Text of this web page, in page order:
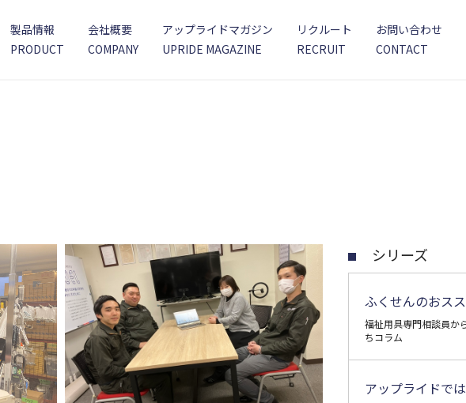
お問い合わせ
CONTACT
リクルート
RECRUIT
アップライドマガジン
UPRIDE MAGAZINE
会社概要
COMPANY
製品情報
PRODUCT
シリーズ
ふくせんのおス
福祉用具専門相談員か
ちコラム
アップライドで